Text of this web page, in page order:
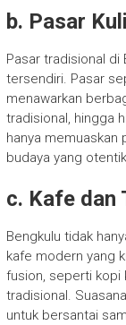
b. Pasar
Pasar tradisional di
tersendiri. Pasar
menawarkan
tradisional, hingga
hanya memuaskan
budaya yang
c. Kafe dan
Bengkulu tidak
kafe modern yang
fusion, seperti kopi
tradisional.
untuk bersantai